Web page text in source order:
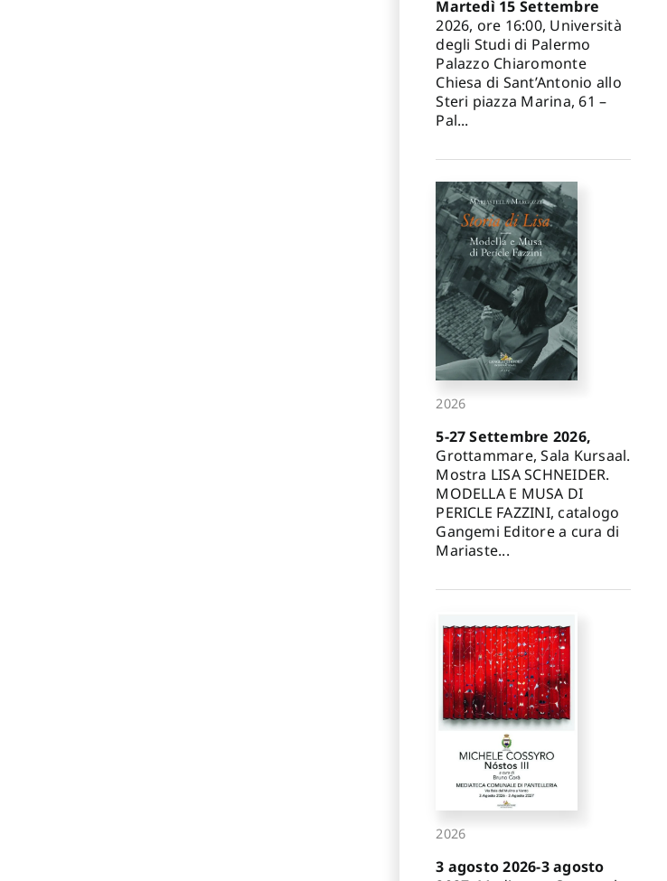
Martedì 15 Settembre
2026, ore 16:00, Università
degli Studi di Palermo
Palazzo Chiaromonte
Chiesa di Sant’Antonio allo
Steri piazza Marina, 61 –
Pal...
2026
5-27 Settembre 2026,
Grottammare, Sala Kursaal.
Mostra LISA SCHNEIDER.
MODELLA E MUSA DI
PERICLE FAZZINI, catalogo
Gangemi Editore a cura di
Mariaste...
2026
3 agosto 2026-3 agosto